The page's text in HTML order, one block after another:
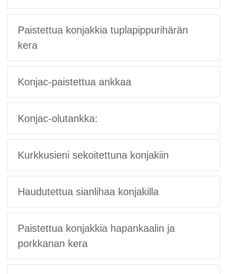
Paistettua konjakkia tuplapippurihärän
kera
Konjac-paistettua ankkaa
Konjac-olutankka:
Kurkkusieni sekoitettuna konjakiin
Haudutettua sianlihaa konjakilla
Paistettua konjakkia hapankaalin ja
porkkanan kera